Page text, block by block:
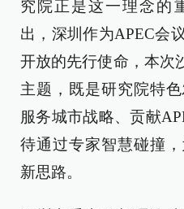
究院正是这一理念的
出，深圳作为APEC会
开放的先行使命，本次
主题，既是研究院特
服务城市战略、贡献
待通过专家智慧碰撞
新思路。